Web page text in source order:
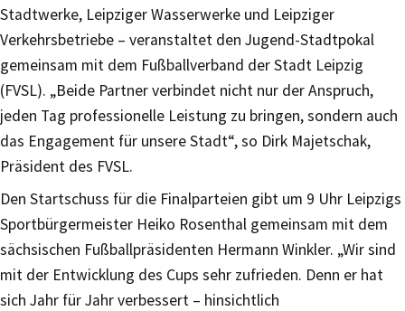
Stadtwerke, Leipziger Wasserwerke und Leipziger
Verkehrsbetriebe – veranstaltet den Jugend-Stadtpokal
gemeinsam mit dem Fußballverband der Stadt Leipzig
(FVSL). „Beide Partner verbindet nicht nur der Anspruch,
jeden Tag professionelle Leistung zu bringen, sondern auch
das Engagement für unsere Stadt“, so Dirk Majetschak,
Präsident des FVSL.
Den Startschuss für die Finalparteien gibt um 9 Uhr Leipzigs
Sportbürgermeister Heiko Rosenthal gemeinsam mit dem
sächsischen Fußballpräsidenten Hermann Winkler. „Wir sind
mit der Entwicklung des Cups sehr zufrieden. Denn er hat
sich Jahr für Jahr verbessert – hinsichtlich